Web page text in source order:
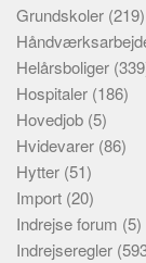
Grundskoler (219)
Helårsboliger
Hospitaler (186)
Hovedjob (5)
Hvidevarer (86)
Hytter (51)
Import (20)
Indrejse forum (5)
Indrejseregler